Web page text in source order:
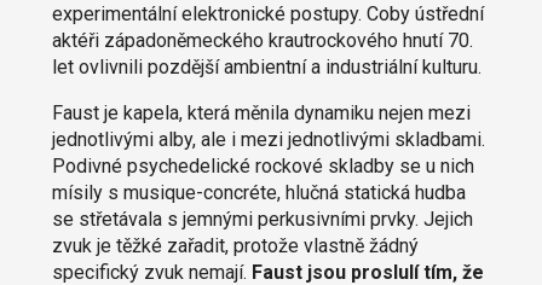
experimentální elektronické postupy. Coby ústřední
aktéři západoněmeckého krautrockového hnutí 70.
let ovlivnili pozdější ambientní a industriální kulturu.
Faust je kapela, která měnila dynamiku nejen mezi
jednotlivými alby, ale i mezi jednotlivými skladbami.
Podivné psychedelické rockové skladby se u nich
mísily s musique-concréte, hlučná statická hudba
se střetávala s jemnými perkusivními prvky. Jejich
zvuk je těžké zařadit, protože vlastně žádný
specifický zvuk nemají. Faust jsou proslulí tím, že